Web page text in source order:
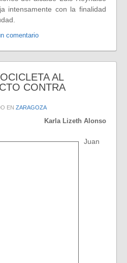
intensamente con la finalidad
comentario
AL
CONTRA
EN ZARAGOZA
Karla Lizeth Alonso
Juan